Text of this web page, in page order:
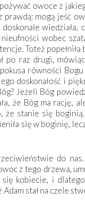
owoce z
prawdą: mogą jeść
wiedziała,
wobec
Toteż popełniła
po raz drugi,
równości
doskonałość i
Jeżeli Bóg
że Bóg ma rację,
stanie się boginią.
się w boginię,
do
z tego drzewa,
kobiecie, i
stał na czele